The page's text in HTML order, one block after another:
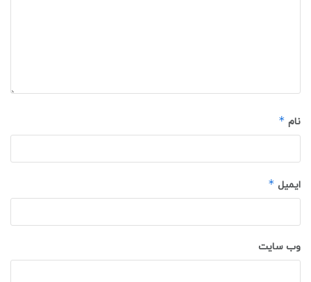
نام *
ایمیل *
وب‌ سایت